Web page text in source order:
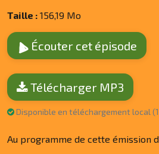
Taille : 156,19 Mo
Écouter cet épisode
Télécharger MP3
Disponible en téléchargement local
Au programme de cette émission